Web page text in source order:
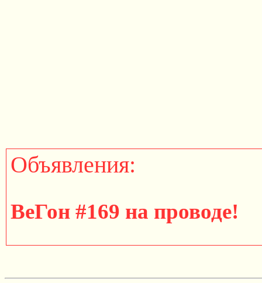
Объявления:
ВеГон #169 на проводе!